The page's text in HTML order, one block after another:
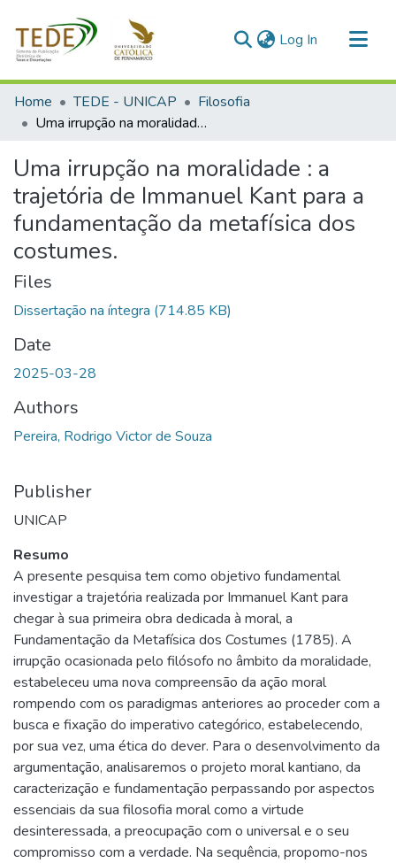
Log In (current)
Communities & Collections
All of DSpace
Home TEDE - UNICAP
Filosofia
Uma irrupção na moralidade : a trajetória de Immanuel Kant para a fundamentação da metafísica dos costumes.
Uma irrupção na moralidade : a
trajetória de Immanuel Kant para a
fundamentação da metafísica dos
costumes.
Files
Dissertação na íntegra (714.85 KB)
Date
2025-03-28
Authors
Pereira, Rodrigo Victor de Souza
Publisher
UNICAP
Resumo
A presente pesquisa tem como objetivo fundamental
investigar a trajetória realizada por Immanuel Kant para
chegar à sua primeira obra dedicada à moral, a
Fundamentação da Metafísica dos Costumes (1785). A
irrupção ocasionada pelo filósofo no âmbito da moralidade,
estabeleceu uma nova compreensão da ação moral
rompendo com os paradigmas anteriores ao proceder com a
busca e fixação do imperativo categórico, estabelecendo,
por sua vez, uma ética do dever. Para o desenvolvimento da
argumentação, analisaremos o projeto moral kantiano, da
caracterização e fundamentação perpassando por aspectos
essenciais da sua filosofia moral como a virtude
desinteressada, a preocupação com o universal e o seu
compromisso com a verdade. Na sequência, propomo-nos